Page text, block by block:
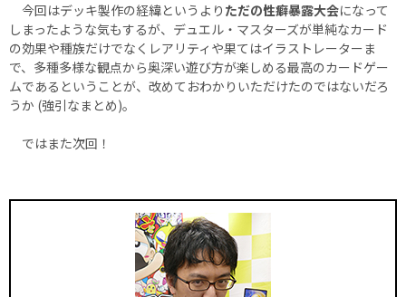
今回はデッキ製作の経緯というより ただの性癖暴露大会になって
しまったような気もするが、デュエル・マスターズが単純なカード
の効果や種族だけでなくレアリティや果てはイラストレーターま
で、多種多様な観点から奥深い遊び方が楽しめる最高のカードゲー
ムであるということが、改めておわかりいただけたのではないだろ
うか (強引なまとめ)。
ではまた次回！